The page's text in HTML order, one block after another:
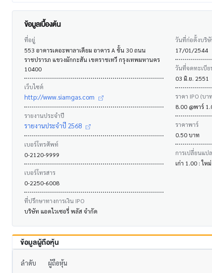
ข้อมูลเบื้องต้น
ที่อยู่
553 อาคารเดอะพาลาเดียม อาคาร A ชั้น 30 ถนน
ราชปรารภ แขวงมักกะสัน เขตราชเทวี กรุงเทพมหานคร
10400
เว็บไซต์
http://www.siamgas.com
รายงานประจำปี
รายงานประจำปี 2568
เบอร์โทรศัพท์
0-2120-9999
เบอร์โทรสาร
0-2250-6008
ที่ปรึกษาทางการเงิน IPO
บริษัท แอดไวเซอรี่ พลัส จำกัด
วันที่ก่อตั้งบริ
17/01/2544
วันที่จดทะเบี
03 มิ.ย. 2551
ราคา IPO (บา
8.00 @พาร์
ราคาพาร์
0.50 บาท
การเปลี่ยนแป
เก่า 1.00 : ให
ข้อมูลผู้ถือหุ้น
ลำดับ ผู้ถือหุ้น